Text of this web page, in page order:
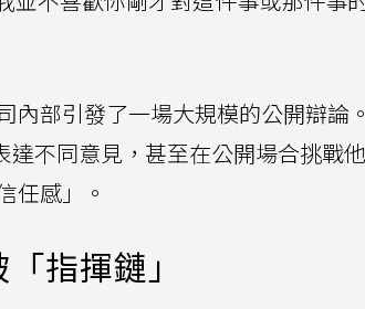
內部引發了一場大規模的公開辯論
不同意見，甚至在公開場合挑戰
任感」。
指揮鏈」